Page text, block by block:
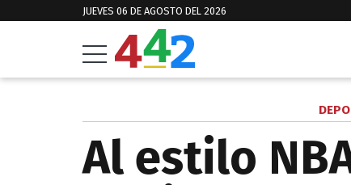
JUEVES 06 DE AGOSTO DEL 2026
Al estilo